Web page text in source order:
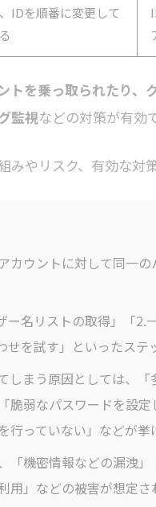
IDを順番に変更して
トを乗っ取られたり、
監視などの対策が有効
やリスク、有効な対
カウントに対して同一
名リストの取得」「2.
せを試す」といったステ
まう原因としては、「
脆弱なパスワードを設
行っていない」などが挙
「機密情報などの漏洩
用」などの被害が想定さ